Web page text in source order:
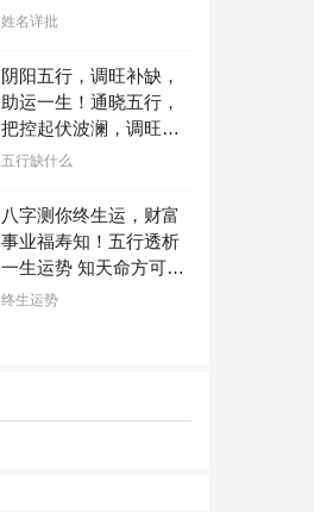
你吗？
姓名详批
阴阳五行，调旺补缺，
助运一生！通晓五行，
把控起伏波澜，调旺补
缺，助运你的一生！
五行缺什么
八字测你终生运，财富
事业福寿知！五行透析
一生运势 知天命方可福
寿绵长终生富贵！
终生运势